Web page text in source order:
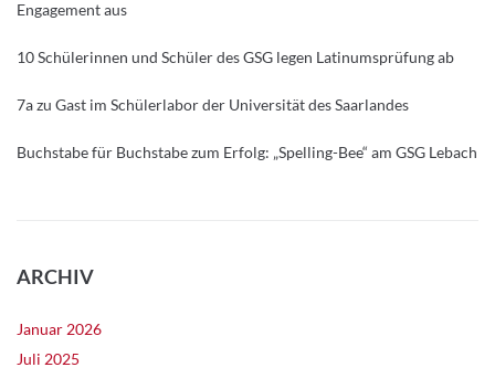
Engagement aus
10 Schülerinnen und Schüler des GSG legen Latinumsprüfung ab
7a zu Gast im Schülerlabor der Universität des Saarlandes
Buchstabe für Buchstabe zum Erfolg: „Spelling-Bee“ am GSG Lebach
ARCHIV
Januar 2026
Juli 2025